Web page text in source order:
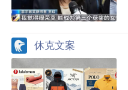
休克文案